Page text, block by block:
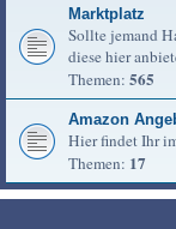
Marktplatz
Sollte jemand
diese hier
Themen: 565
Amazon
Hier findet Ihr
Themen: 17